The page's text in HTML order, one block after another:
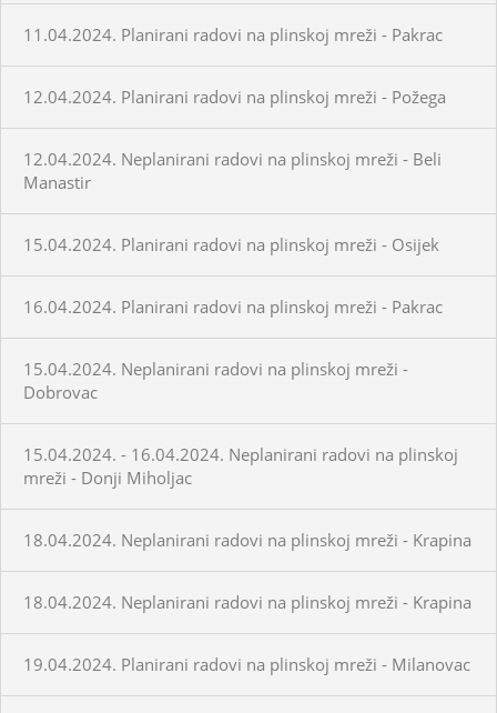
11.04.2024. Planirani radovi na plinskoj mreži - Pakrac
12.04.2024. Planirani radovi na plinskoj mreži - Požega
12.04.2024. Neplanirani radovi na plinskoj mreži - Beli
Manastir
15.04.2024. Planirani radovi na plinskoj mreži - Osijek
16.04.2024. Planirani radovi na plinskoj mreži - Pakrac
15.04.2024. Neplanirani radovi na plinskoj mreži -
Dobrovac
15.04.2024. - 16.04.2024. Neplanirani radovi na plinskoj
mreži - Donji Miholjac
18.04.2024. Neplanirani radovi na plinskoj mreži - Krapina
18.04.2024. Neplanirani radovi na plinskoj mreži - Krapina
19.04.2024. Planirani radovi na plinskoj mreži - Milanovac